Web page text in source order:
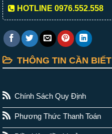
HOTLINE 0976.552.558
THÔNG TIN CẦN BIẾT
Chính Sách Quy Định
Phương Thức Thanh Toán